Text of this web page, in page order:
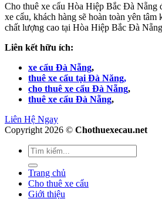
Cho thuê xe cẩu Hòa Hiệp Bắc Đà Nẵng
xe cẩu, khách hàng sẽ hoàn toàn yên
chất lượng cao tại Hòa Hiệp Bắc Đà
Liên kết hữu ích:
xe cẩu Đà Nẵng,
thuê xe cẩu tại Đà Năng,
cho thuê xe cẩu Đà Nẵng,
thuê xe cẩu Đà Nẵng,
Liên Hệ Ngay
Copyright 2026 © Chothuexecau.net
Trang chủ
Cho thuê xe cẩu
Giới thiệu